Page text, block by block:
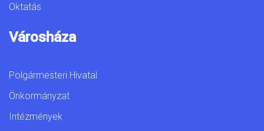
Oktatás
Városháza
Polgármesteri Hivatal
Önkormányzat
Intézmények